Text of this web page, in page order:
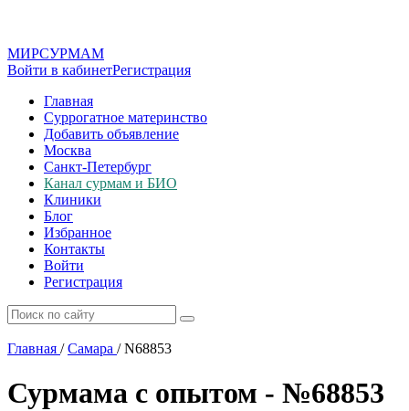
МИРСУРМАМ
Войти в кабинетРегистрация
Главная
Суррогатное материнство
Добавить объявление
Москва
Санкт-Петербург
Канал сурмам и БИО
Клиники
Блог
Избранное
Контакты
Войти
Регистрация
Главная / Самара /N68853
Сурмама с опытом - №68853